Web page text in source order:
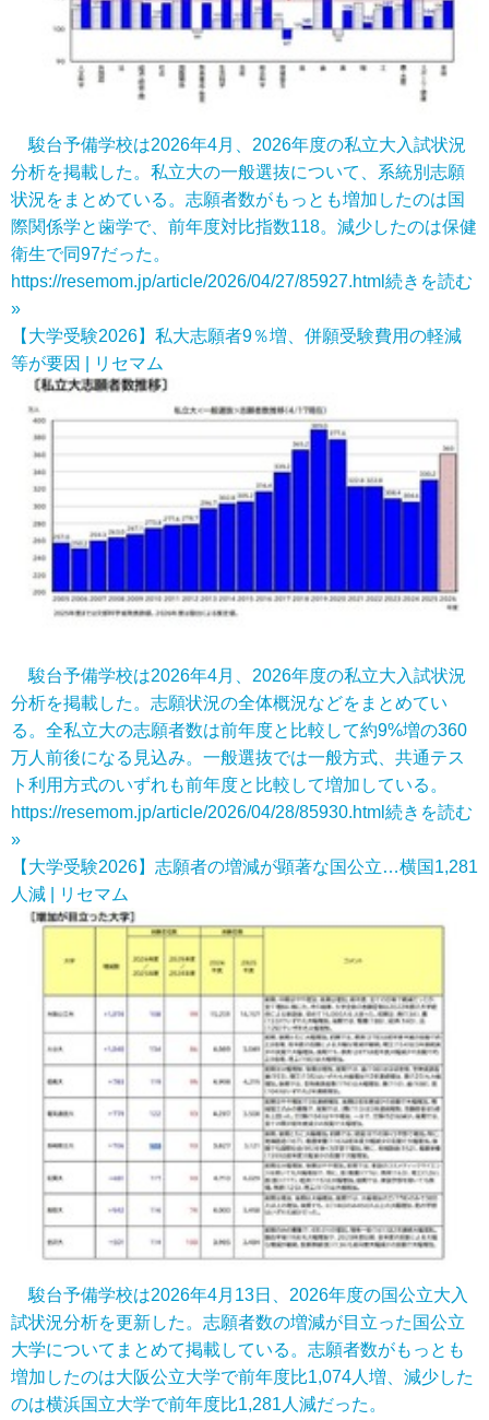
駿台予備学校は2026年4月、2026年度の私立大入試状況
分析を掲載した。私立大の一般選抜について、系統別志願
状況をまとめている。志願者数がもっとも増加したのは国
際関係学と歯学で、前年度対比指数118。減少したのは保健
衛生で同97だった。
https://resemom.jp/article/2026/04/27/85927.html 続きを読む
»
【大学受験2026】私大志願者9％増、併願受験費用の軽減
等が要因 | リセマム
駿台予備学校は2026年4月、2026年度の私立大入試状況
分析を掲載した。志願状況の全体概況などをまとめてい
る。全私立大の志願者数は前年度と比較して約9%増の360
万人前後になる見込み。一般選抜では一般方式、共通テス
ト利用方式のいずれも前年度と比較して増加している。
https://resemom.jp/article/2026/04/28/85930.html 続きを読む
»
【大学受験2026】志願者の増減が顕著な国公立…横国1,281
人減 | リセマム
駿台予備学校は2026年4月13日、2026年度の国公立大入
試状況分析を更新した。志願者数の増減が目立った国公立
大学についてまとめて掲載している。志願者数がもっとも
増加したのは大阪公立大学で前年度比1,074人増、減少した
のは横浜国立大学で前年度比1,281人減だった。